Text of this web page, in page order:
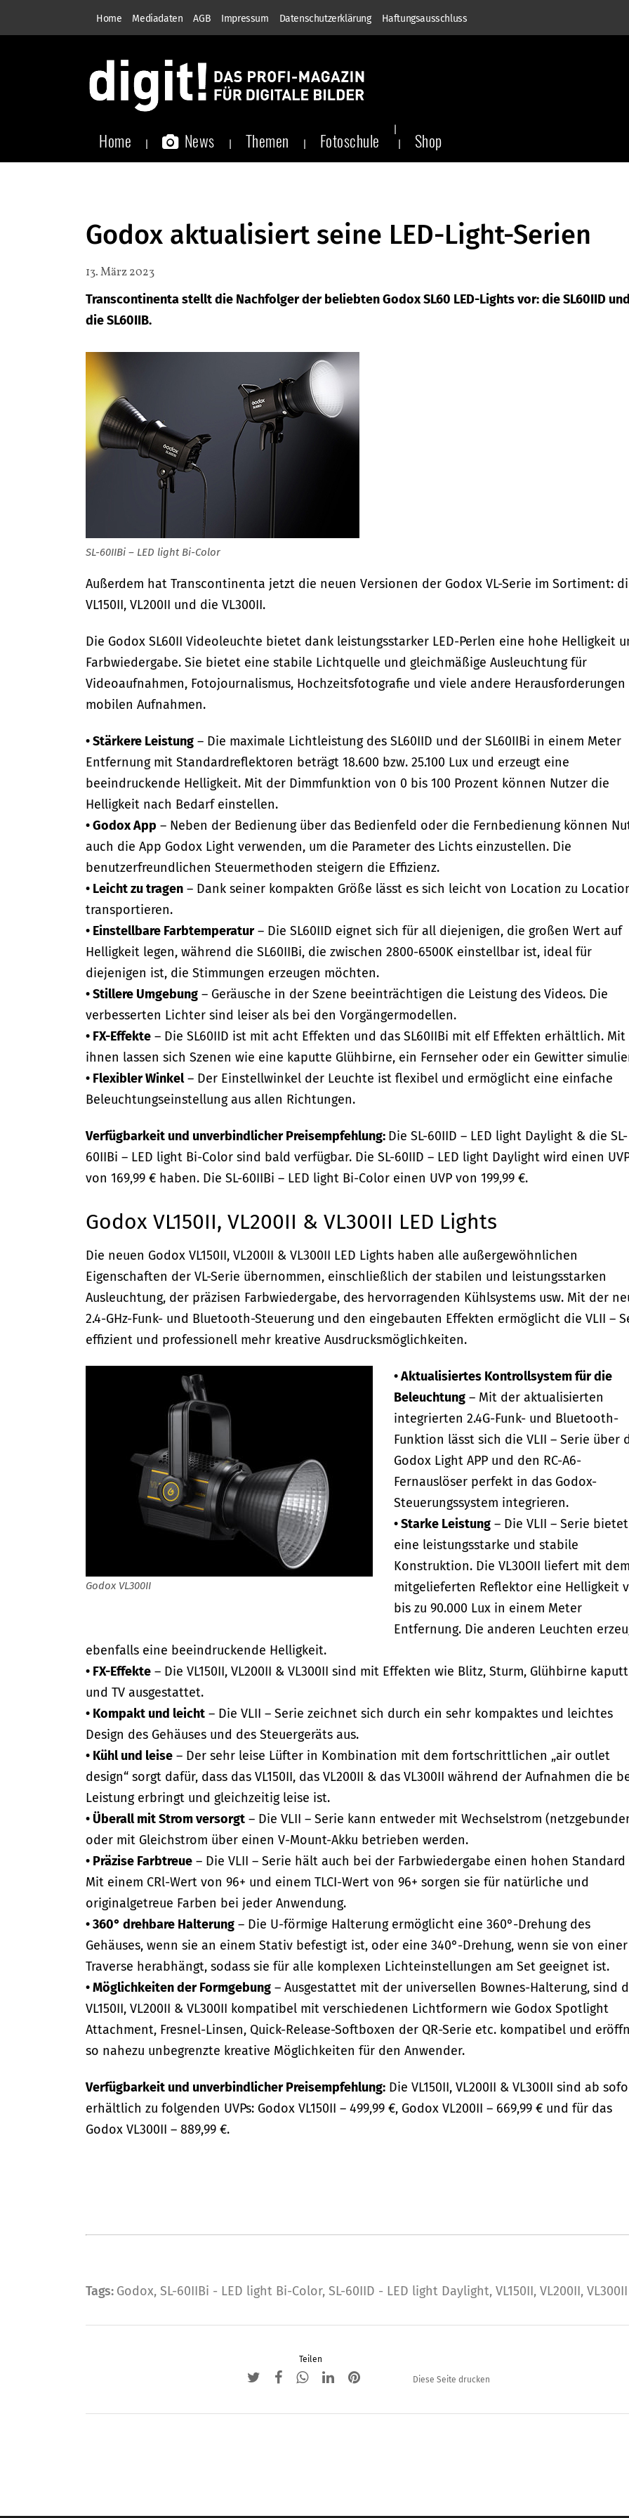
Home Mediadaten AGB Impressum Datenschutzerklärung Haftungsausschluss
Home News Themen Fotoschule Shop
Godox aktualisiert seine LED-Light-Serien
13. März 2023
Transcontinenta stellt die Nachfolger der beliebten Godox SL60 LED-Lights vor: die SL60IID und
die SL60IIB.
SL-60IIBi – LED light Bi-Color
Außerdem hat Transcontinenta jetzt die neuen Versionen der Godox VL-Serie im Sortiment:
VL150II, VL200II und die VL300II.
Die Godox SL60II Videoleuchte bietet dank leistungsstarker LED-Perlen eine hohe Helligkeit
Farbwiedergabe. Sie bietet eine stabile Lichtquelle und gleichmäßige Ausleuchtung für
Videoaufnahmen, Fotojournalismus, Hochzeitsfotografie und viele andere Herausforderungen
mobilen Aufnahmen.
• Stärkere Leistung – Die maximale Lichtleistung des SL60IID und der SL60IIBi in einem Meter
Entfernung mit Standardreflektoren beträgt 18.600 bzw. 25.100 Lux und erzeugt eine
beeindruckende Helligkeit. Mit der Dimmfunktion von 0 bis 100 Prozent können Nutzer die
Helligkeit nach Bedarf einstellen.
• Godox App – Neben der Bedienung über das Bedienfeld oder die Fernbedienung können
auch die App Godox Light verwenden, um die Parameter des Lichts einzustellen. Die
benutzerfreundlichen Steuermethoden steigern die Effizienz.
• Leicht zu tragen – Dank seiner kompakten Größe lässt es sich leicht von Location zu
transportieren.
• Einstellbare Farbtemperatur– Die SL60IID eignet sich für all diejenigen, die großen Wert auf
Helligkeit legen, während die SL60IIBi, die zwischen 2800-6500K einstellbar ist, ideal für
diejenigen ist, die Stimmungen erzeugen möchten.
• Stillere Umgebung – Geräusche in der Szene beeinträchtigen die Leistung des Videos. Die
verbesserten Lichter sind leiser als bei den Vorgängermodellen.
• FX-Effekte – Die SL60IID ist mit acht Effekten und das SL60IIBi mit elf Effekten erhältlich. Mit
ihnen lassen sich Szenen wie eine kaputte Glühbirne, ein Fernseher oder ein Gewitter
• Flexibler Winkel– Der Einstellwinkel der Leuchte ist flexibel und ermöglicht eine einfache
Beleuchtungseinstellung aus allen Richtungen.
Verfügbarkeit und unverbindlicher Preisempfehlung: Die SL-60IID – LED light Daylight & die SL-
60IIBi – LED light Bi-Color sind bald verfügbar. Die SL-60IID – LED light Daylight wird einen
von 169,99 € haben. Die SL-60IIBi – LED light Bi-Color einen UVP von 199,99 €.
Godox VL150II, VL200II & VL300II LED Lights
Die neuen Godox VL150II, VL200II & VL300II LED Lights haben alle außergewöhnlichen
Eigenschaften der VL-Serie übernommen, einschließlich der stabilen und leistungsstarken
Ausleuchtung, der präzisen Farbwiedergabe, des hervorragenden Kühlsystems usw. Mit der
2.4-GHz-Funk- und Bluetooth-Steuerung und den eingebauten Effekten ermöglicht die VLII –
effizient und professionell mehr kreative Ausdrucksmöglichkeiten.
Godox VL300II
• Aktualisiertes Kontrollsystem für die
Beleuchtung – Mit der aktualisierten
integrierten 2.4G-Funk- und Bluetooth-
Funktion lässt sich die VLII – Serie über
Godox Light APP und den RC-A6-
Fernauslöser perfekt in das Godox-
Steuerungssystem integrieren.
• Starke Leistung – Die VLII – Serie bietet
eine leistungsstarke und stabile
Konstruktion. Die VL30OII liefert mit dem
mitgelieferten Reflektor eine Helligkeit
bis zu 90.000 Lux in einem Meter
Entfernung. Die anderen Leuchten
ebenfalls eine beeindruckende Helligkeit.
• FX-Effekte – Die VL150II, VL200II & VL300II sind mit Effekten wie Blitz, Sturm, Glühbirne kaputt
und TV ausgestattet.
• Kompakt und leicht – Die VLII – Serie zeichnet sich durch ein sehr kompaktes und leichtes
Design des Gehäuses und des Steuergeräts aus.
• Kühl und leise – Der sehr leise Lüfter in Kombination mit dem fortschrittlichen „air outlet
design“ sorgt dafür, dass das VL150II, das VL200II & das VL300II während der Aufnahmen die
Leistung erbringt und gleichzeitig leise ist.
• Überall mit Strom versorgt – Die VLII – Serie kann entweder mit Wechselstrom
oder mit Gleichstrom über einen V-Mount-Akku betrieben werden.
• Präzise Farbtreue – Die VLII – Serie hält auch bei der Farbwiedergabe einen hohen Standard
Mit einem CRl-Wert von 96+ und einem TLCI-Wert von 96+ sorgen sie für natürliche und
originalgetreue Farben bei jeder Anwendung.
• 360° drehbare Halterung – Die U-förmige Halterung ermöglicht eine 360°-Drehung des
Gehäuses, wenn sie an einem Stativ befestigt ist, oder eine 340°-Drehung, wenn sie von einer
Traverse herabhängt, sodass sie für alle komplexen Lichteinstellungen am Set geeignet ist.
• Möglichkeiten der Formgebung – Ausgestattet mit der universellen Bownes-Halterung, sind
VL150II, VL200II & VL300II kompatibel mit verschiedenen Lichtformern wie Godox Spotlight
Attachment, Fresnel-Linsen, Quick-Release-Softboxen der QR-Serie etc. kompatibel und
so nahezu unbegrenzte kreative Möglichkeiten für den Anwender.
Verfügbarkeit und unverbindlicher Preisempfehlung: Die VL150II, VL200II & VL300II sind ab
erhältlich zu folgenden UVPs: Godox VL150II – 499,99 €, Godox VL200II – 669,99 € und für das
Godox VL300II – 889,99 €.
Tags: Godox, SL-60IIBi - LED light Bi-Color, SL-60IID - LED light Daylight, VL150II, VL200II, VL300II
Teilen
Diese Seite drucken